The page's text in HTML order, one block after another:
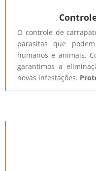
O controle de
parasitas que
humanos e animais.
garantimos a
novas infestações.